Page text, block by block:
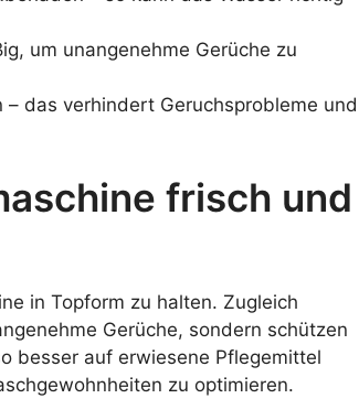
um unangenehme Gerüche zu
das verhindert Geruchsprobleme und
frisch und
in Topform zu halten. Zugleich
Gerüche, sondern schützen
besser auf erwiesene Pflegemittel
zu optimieren.